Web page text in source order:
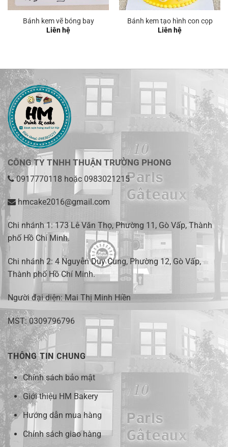
Bánh kem vẽ bóng bay
Liên hệ
Bánh kem tạo hình con cọp
Liên hệ
CÔNG TY TNHH THUẬN TRƯỜNG PHONG
0917770118 hoặc 0983021215
hmcake2016@gmail.com
Chi nhánh 1:173 Lê Văn Thọ, Phường 11, Gò Vấp, Thành
phố Hồ Chí Minh.
Chi nhánh 2: 4 Nguyễn Duy Cung, Phường 12, Gò Vấp,
Thành phố Hồ Chí Minh.
Người đại diện: Mai Thị Minh Hiền
MST: 0309796796
THÔNG TIN CHUNG
Chính sách bảo mật
Giới thiệu HM Bakery
Hướng dẫn mua hàng
Chính sách giao hàng